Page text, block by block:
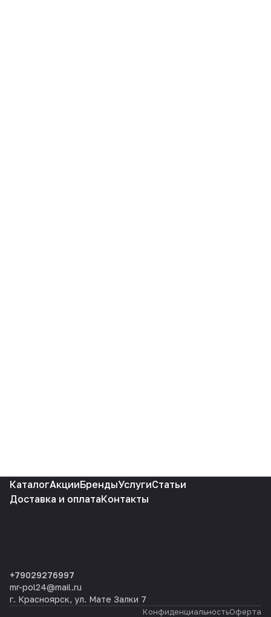
КаталогАкцииБрендыУслугиСтатьи
Доставка и оплатаКонтакты
+79029276997
mr-pol24@mail.ru
г. Красноярск, ул. Мате Залки 7
КонфиденциальностьОферта